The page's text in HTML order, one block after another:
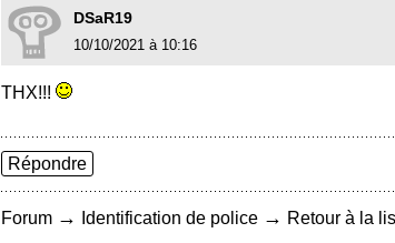
DSaR19
10/10/2021 à 10:16
THX!!!
Répondre
Forum → Identification de police → Retour à la